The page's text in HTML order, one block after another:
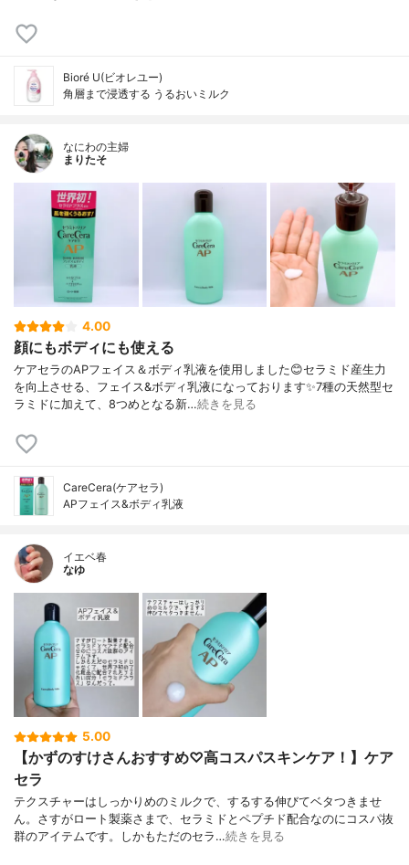
Bioré U(ビオレユー)
角層まで浸透する うるおいミルク
なにわの主婦
まりたそ
4.00
顔にもボディにも使える
ケアセラのAPフェイス＆ボディ乳液を使用しました😊セラミド産生力
を向上させる、フェイス&ボディ乳液になっております✨7種の天然型セ
ラミドに加えて、8つめとなる新…続きを見る
CareCera(ケアセラ)
APフェイス&ボディ乳液
イエベ春
なゆ
5.00
【かずのすけさんおすすめ♡高コスパスキンケア！】ケア
セラ
テクスチャーはしっかりめのミルクで、するする伸びてベタつきませ
ん。さすがロート製薬さまで、セラミドとペプチド配合なのにコスパ抜
群のアイテムです。しかもただのセラ…続きを見る